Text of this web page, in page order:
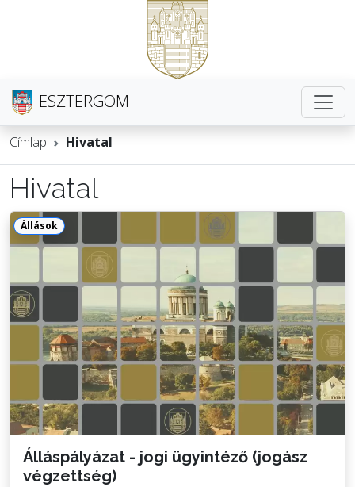
ESZTERGOM
Címlap Hivatal
Hivatal
Állások
Álláspályázat - jogi ügyintéző (jogász
végzettség)